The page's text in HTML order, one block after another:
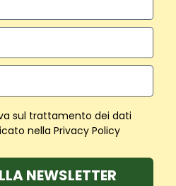
sul trattamento dei dati
nella Privacy Policy
NEWSLETTER